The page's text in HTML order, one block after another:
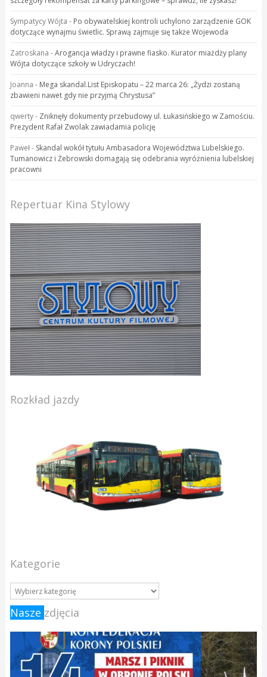
Sympatycy Wójta - Po obywatelskiej kontroli uchylono zarządzenie GOK
dotyczące wynajmu świetlic. Sprawą zajmuje się także Wojewoda
Zatroskana -Arogancja władzy i prawne fiasko. Kurator miażdży plany
Wójta dotyczące szkoły w Udryczach!
Joanna - Mega skandal.List Episkopatu – 22 marca 26: „Żydzi zostaną
zbawieni nawet gdy nie przyjmą Chrystusa”
qwerty- Zniknęły dokumenty przebudowy ul. Łukasińskiego w Zamościu.
Prezydent Rafał Zwolak zawiadamia policję
Paweł- Skandal wokół tytułu Ambasadora Województwa Lubelskiego.
Tumanowicz i Żebrowski domagają się odebrania wyróżnienia lubelskiej
pracowni
Repertuar Kina Stylowy
Rozkład jazdy
Kategorie
Nasze zdjęcia